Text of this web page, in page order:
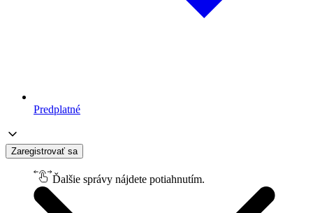
Predplatné
Zaregistrovať sa
Ďalšie správy nájdete potiahnutím.